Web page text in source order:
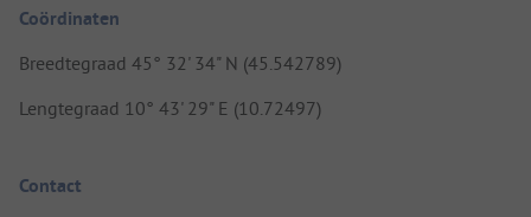
Coördinaten
Breedtegraad 45° 32' 34" N (45.542789)
Lengtegraad 10° 43' 29" E (10.72497)
Contact